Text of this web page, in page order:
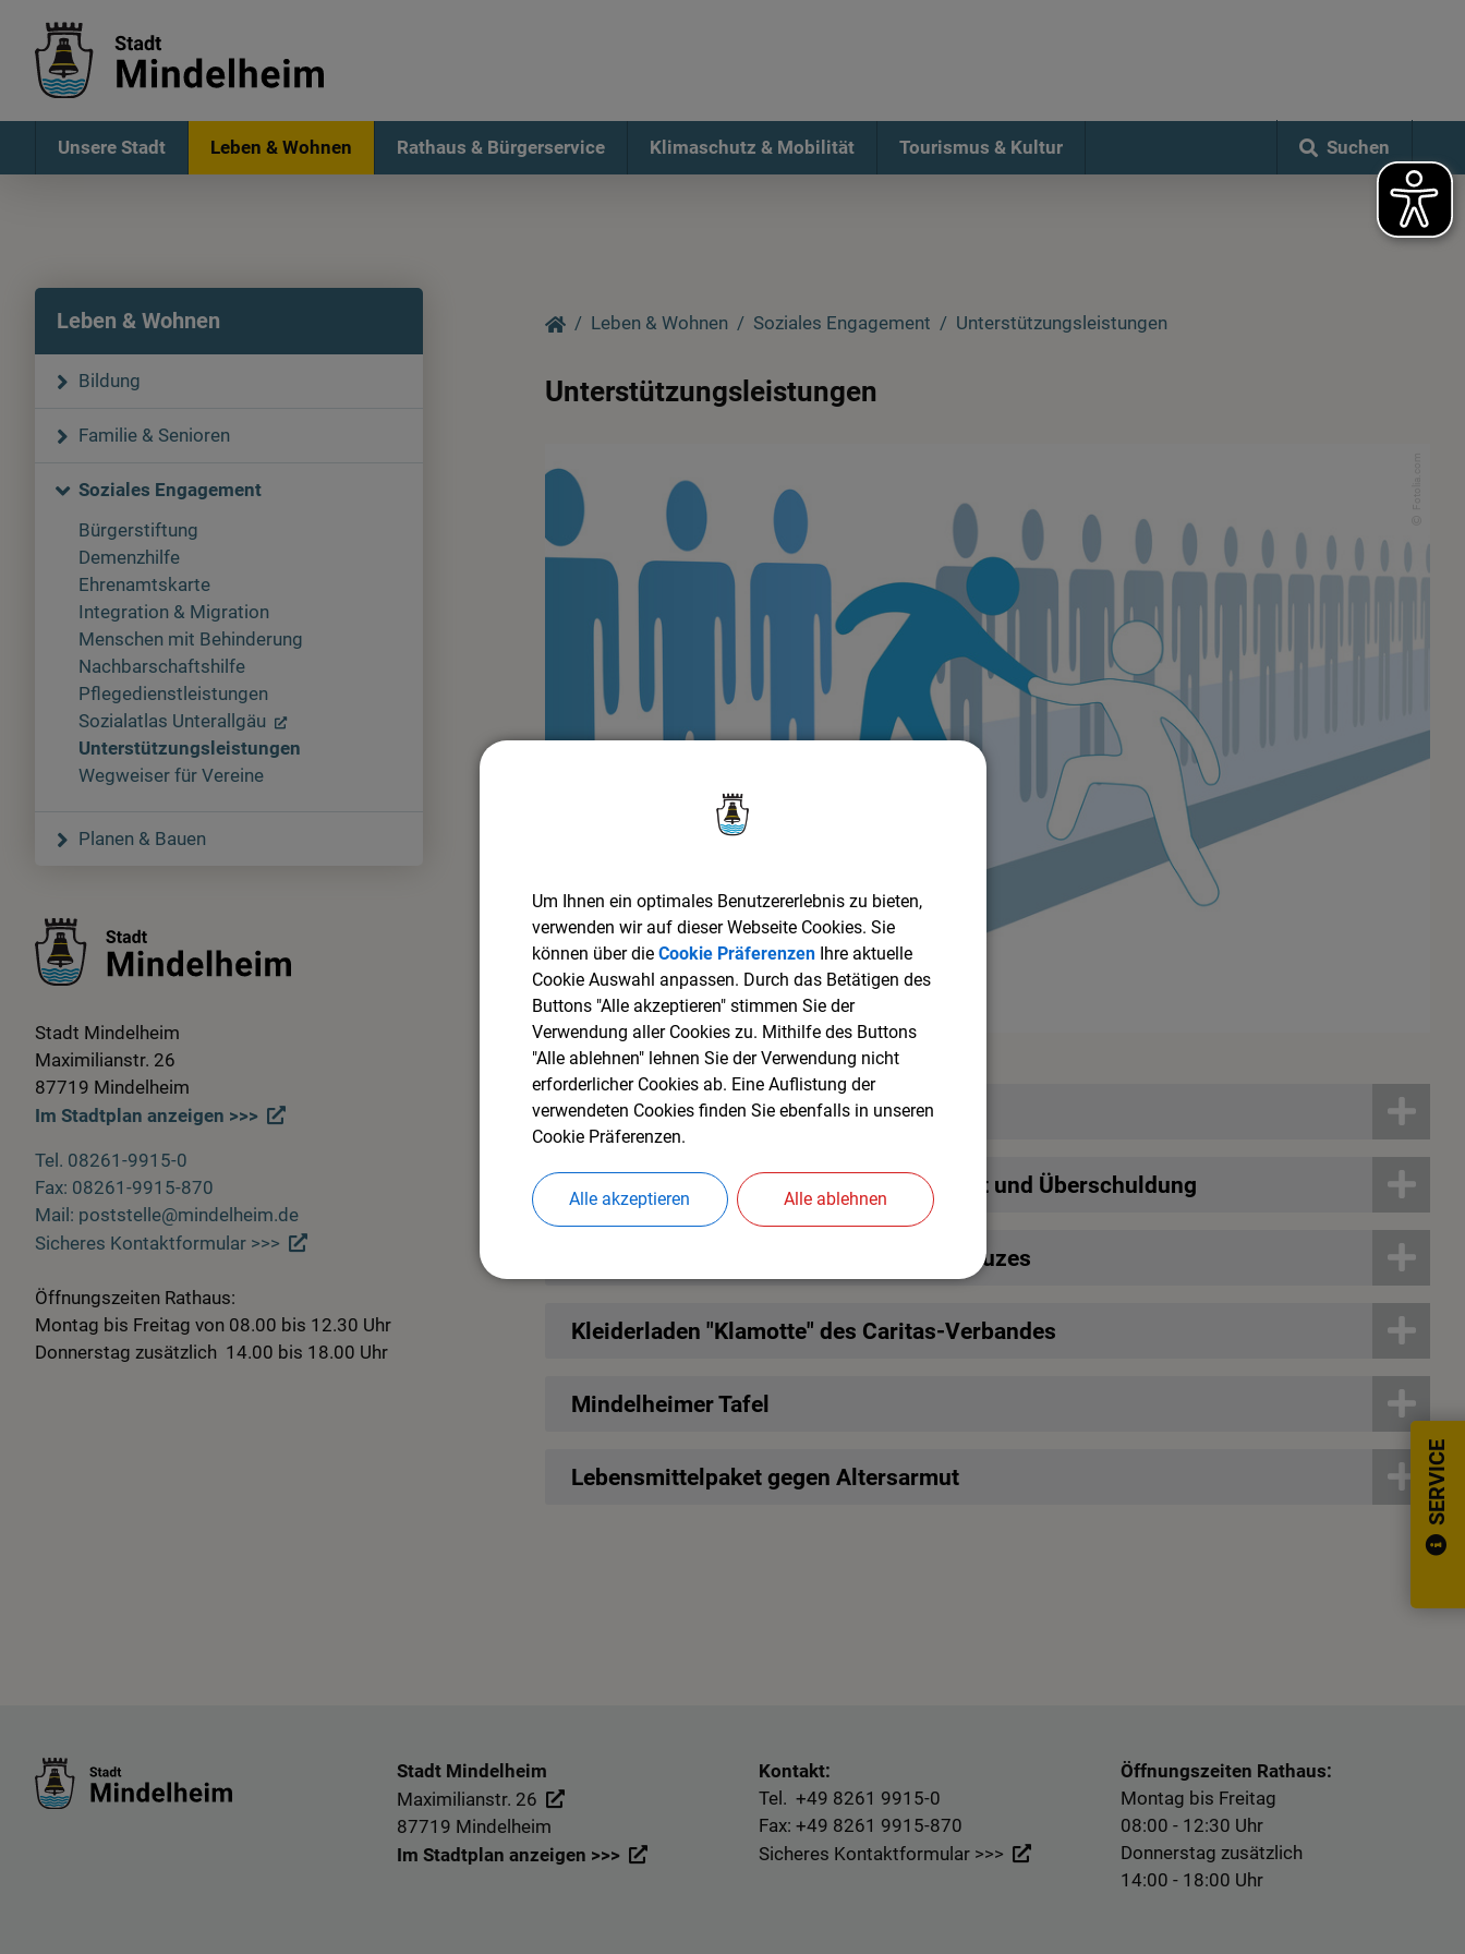
Suchen
Unsere Stadt Leben & Wohnen Rathaus & Bürgerservice Klimaschutz & Mobilität Tourismus & Kultur
SERVICE
Leben & Wohnen
Bildung
Familie & Senioren
Soziales Engagement
Bürgerstiftung
Demenzhilfe
Ehrenamtskarte
Integration & Migration
Menschen mit Behinderung
Nachbarschaftshilfe
Pflegedienstleistungen
Sozialatlas Unterallgäu
Unterstützungsleistungen
Wegweiser für Vereine
Planen & Bauen
Stadt Mindelheim
Maximilianstr. 26
87719 Mindelheim
Im Stadtplan anzeigen >>>
Tel. 08261-9915-0
Fax: 08261-9915-870
Mail: poststelle@mindelheim.de
Sicheres Kontaktformular >>>
Öffnungszeiten Rathaus:
Montag bis Freitag von 08.00 bis 12.30 Uhr
Donnerstag zusätzlich 14.00 bis 18.00 Uhr
Leben & Wohnen Soziales Engagement Unterstützungsleistungen
Unterstützungsleistungen
Bildungs- und Teilhabepaket
Beratung bei drohender Obdachlosigkeit und Überschuldung
Kleiderladen des Bayerischen Roten Kreuzes
Kleiderladen "Klamotte" des Caritas-Verbandes
Mindelheimer Tafel
Lebensmittelpaket gegen Altersarmut
Stadt Mindelheim
Maximilianstr. 26
87719 Mindelheim
Im Stadtplan anzeigen >>>
Kontakt:
Tel. +49 8261 9915-0
Fax: +49 8261 9915-870
Sicheres Kontaktformular >>>
Öffnungszeiten Rathaus:
Montag bis Freitag
08:00 - 12:30 Uhr
Donnerstag zusätzlich
14:00 - 18:00 Uhr
Um Ihnen ein optimales Benutzererlebnis zu bieten,
verwenden wir auf dieser Webseite Cookies. Sie
können über die Cookie PräferenzenIhre aktuelle
Cookie Auswahl anpassen. Durch das Betätigen des
Buttons "Alle akzeptieren" stimmen Sie der
Verwendung aller Cookies zu. Mithilfe des Buttons
"Alle ablehnen" lehnen Sie der Verwendung nicht
erforderlicher Cookies ab. Eine Auflistung der
verwendeten Cookies finden Sie ebenfalls in unseren
Cookie Präferenzen.
Alle akzeptieren Alle ablehnen